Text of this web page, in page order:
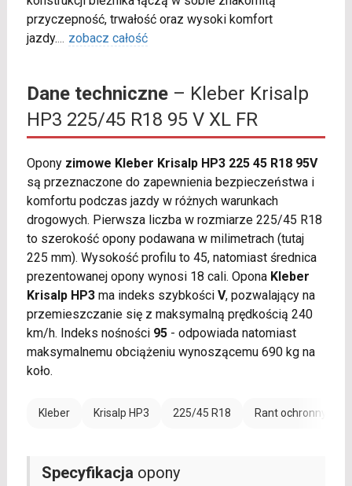
przyczepność, trwałość oraz wysoki komfort
jazdy.... zobacz całość
Dane techniczne– Kleber Krisalp
HP3 225/45 R18 95 V XL FR
Opony zimowe Kleber Krisalp HP3 225 45 R18 95V
są przeznaczone do zapewnienia bezpieczeństwa i
komfortu podczas jazdy w różnych warunkach
drogowych. Pierwsza liczba w rozmiarze 225/45 R18
to szerokość opony podawana w milimetrach (tutaj
225 mm). Wysokość profilu to 45, natomiast średnica
prezentowanej opony wynosi 18 cali. Opona Kleber
Krisalp HP3ma indeks szybkości V, pozwalający na
przemieszczanie się z maksymalną prędkością 240
km/h. Indeks nośności 95- odpowiada natomiast
maksymalnemu obciążeniu wynoszącemu 690 kg na
koło.
Kleber Krisalp HP3 225/45 R18 Rant ochronny (FR)
Specyfikacja opony